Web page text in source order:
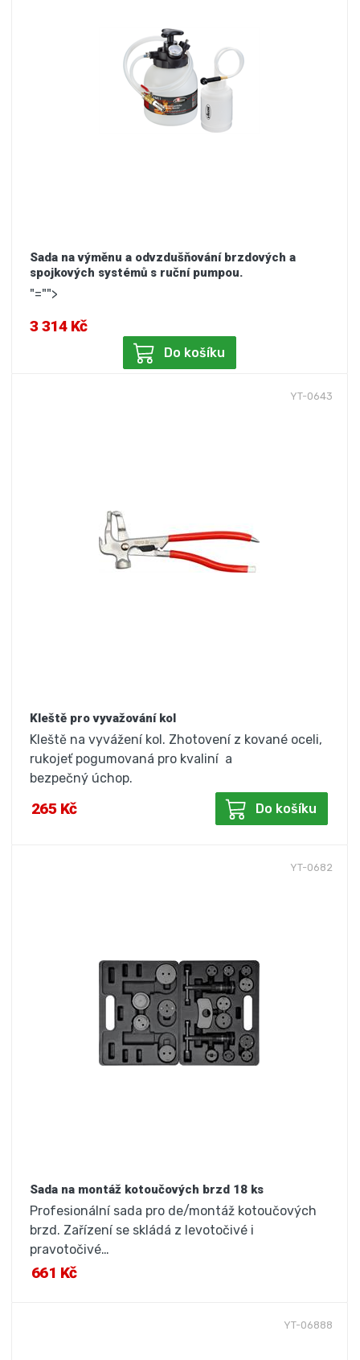
Sada na výměnu a odvzdušňování brzdových a
spojkových systémů s ruční pumpou.
"="">
3 314 Kč
Do košíku
YT-0643
Kleště pro vyvažování kol
Kleště na vyvážení kol. Zhotovení z kované oceli,
rukojeť pogumovaná pro kvaliní a
bezpečný úchop.
265 Kč Do košíku
YT-0682
Sada na montáž kotoučových brzd 18 ks
Profesionální sada pro de/montáž kotoučových
brzd. Zařízení se skládá z levotočivé i
pravotočivé…
661 Kč
YT-06888